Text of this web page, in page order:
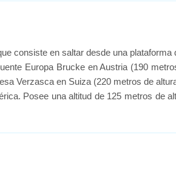
consiste en saltar desde una
Europa Brucke en Austria (190
Verzasca en Suiza (220 metros de
Posee una altitud de 125 metros de